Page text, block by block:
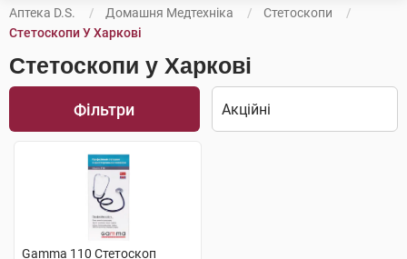
Аптека D.S. Домашня Медтехніка
Стетоскопи
Стетоскопи У Харкові
Стетоскопи у Харкові
Фільтри
Gamma 110 Стетоскоп